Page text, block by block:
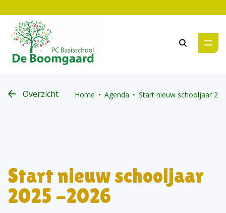
Zoeken
Overzicht Home Agenda Start nieuw schooljaar
Start nieuw schooljaar
2025 -2026